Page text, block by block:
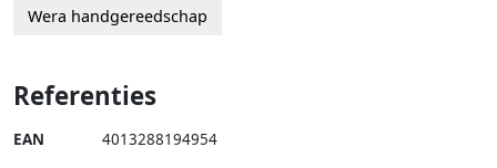
Wera handgereedschap
Referenties
EAN 4013288194954